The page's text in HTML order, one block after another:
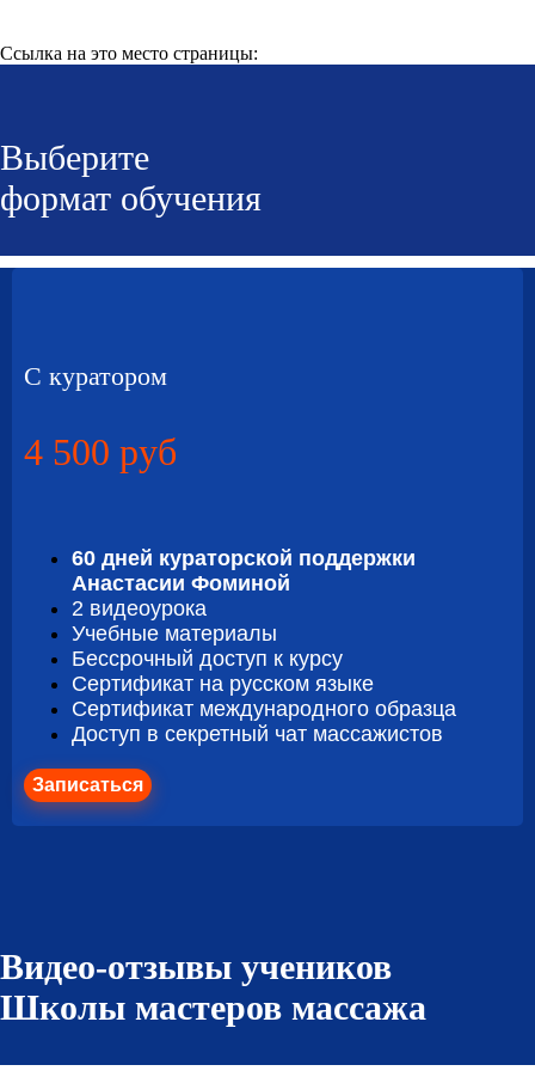
Ссылка на это место страницы:
Выберите
формат обучения
С куратором
4 500 руб
60 дней кураторской поддержки
Анастасии Фоминой
2 видеоурока
Учебные материалы
Бессрочный доступ к курсу
Сертификат на русском языке
Сертификат международного образца
Доступ в секретный чат массажистов
Записаться
Видео-отзывы учеников
Школы мастеров массажа